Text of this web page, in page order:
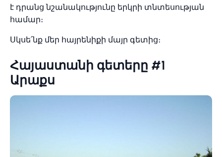
է դրանց նշանակությունը երկրի տնտեսության
համար։
Սկսե՛նք մեր հայրենիքի մայր գետից։
Հայաստանի գետերը #1
Արաքս